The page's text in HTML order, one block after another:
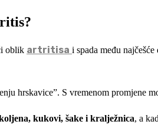
oblik artritisa i spada među najčešće
hrskavice”. S vremenom promjene
kukovi, šake i kralježnica, a